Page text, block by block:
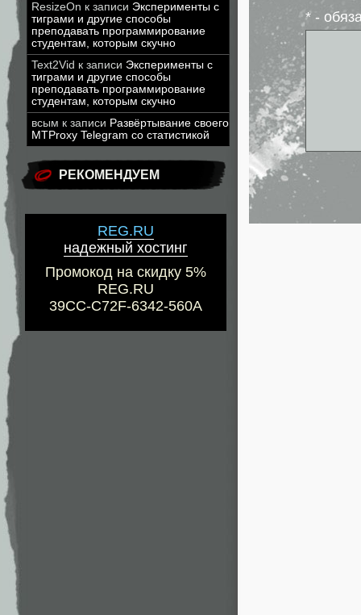
ResizeOn к записи Эксперименты с
тиграми и другие способы
преподавать программирование
студентам, которым скучно
Text2Vid к записи Эксперименты с
тиграми и другие способы
преподавать программирование
студентам, которым скучно
всым к записи Развёртывание своего
MTProxy Telegram со статистикой
РЕКОМЕНДУЕМ
REG.RU
надежный хостинг
Промокод на скидку 5%
REG.RU
39CC-C72F-6342-560A
* -